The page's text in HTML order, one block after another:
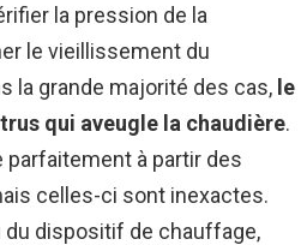
la pression de la
le vieillissement du
la grande majorité des cas, le
qui aveugle la chaudière.
à partir des
celles-ci sont inexactes.
du dispositif de chauffage,